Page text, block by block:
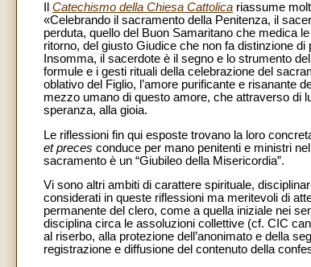
Catechismo della Chiesa Cattolica riassume
«Celebrando il sacramento della Penitenza, il
perduta, quello del Buon Samaritano che medica
ritorno, del giusto Giudice che non fa distinzione
Insomma, il sacerdote è il segno e lo strumento
formule e i gesti rituali della celebrazione del
oblativo del Figlio, l’amore purificante e risanante
mezzo umano di questo amore, che attraverso di
speranza, alla gioia.
Le riflessioni fin qui esposte trovano la loro
et preces conduce per mano penitenti e ministri
sacramento è un “Giubileo della Misericordia”.
Vi sono altri ambiti di carattere spirituale,
considerati in queste riflessioni ma meritevoli di
permanente del clero, come a quella iniziale nei
disciplina circa le assoluzioni collettive (cf. CIC
al riserbo, alla protezione dell’anonimato e della
registrazione e diffusione del contenuto della